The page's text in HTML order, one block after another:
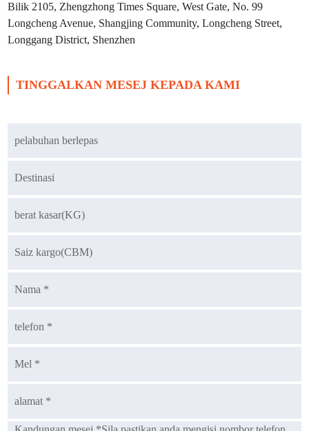
Bilik 2105, Zhengzhong Times Square, West Gate, No. 99
Longcheng Avenue, Shangjing Community, Longcheng Street,
Longgang District, Shenzhen
TINGGALKAN MESEJ KEPADA KAMI